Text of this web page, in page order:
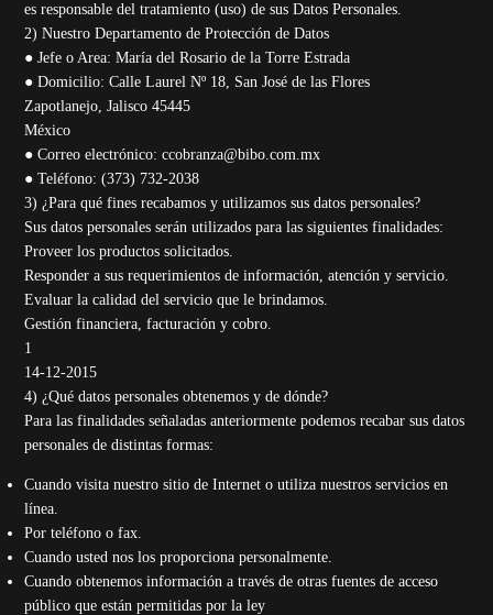
es responsable del tratamiento (uso) de sus Datos Personales.
2) Nuestro Departamento de Protección de Datos
● Jefe o Area: María del Rosario de la Torre Estrada
● Domicilio: Calle Laurel Nº 18, San José de las Flores
Zapotlanejo, Jalisco 45445
México
● Correo electrónico: ccobranza@bibo.com.mx
● Teléfono: (373) 732-2038
3) ¿Para qué fines recabamos y utilizamos sus datos personales?
Sus datos personales serán utilizados para las siguientes finalidades:
Proveer los productos solicitados.
Responder a sus requerimientos de información, atención y servicio.
Evaluar la calidad del servicio que le brindamos.
Gestión financiera, facturación y cobro.
1
14-12-2015
4) ¿Qué datos personales obtenemos y de dónde?
Para las finalidades señaladas anteriormente podemos recabar sus datos
personales de distintas formas:
Cuando visita nuestro sitio de Internet o utiliza nuestros servicios en
línea.
Por teléfono o fax.
Cuando usted nos los proporciona personalmente.
Cuando obtenemos información a través de otras fuentes de acceso
público que están permitidas por la ley